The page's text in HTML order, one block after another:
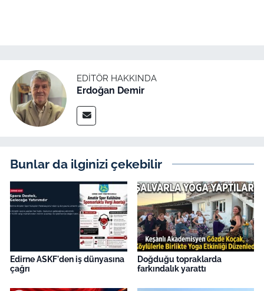
EDITÖR HAKKINDA
Erdoğan Demir
Bunlar da ilginizi çekebilir
Edirne ASKF'den iş dünyasına
çağrı
Doğduğu topraklarda
farkındalık yarattı